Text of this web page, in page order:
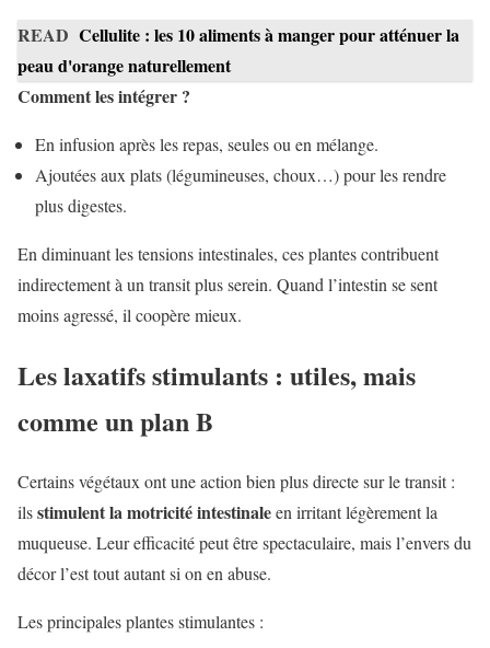
READ Cellulite : les 10 aliments à manger pour atténuer la
peau d'orange naturellement
Comment les intégrer ?
En infusion après les repas, seules ou en mélange.
Ajoutées aux plats (légumineuses, choux…) pour les rendre
plus digestes.
En diminuant les tensions intestinales, ces plantes contribuent
indirectement à un transit plus serein. Quand l’intestin se sent
moins agressé, il coopère mieux.
Les laxatifs stimulants : utiles, mais
comme un plan B
Certains végétaux ont une action bien plus directe sur le transit :
ilsstimulent la motricité intestinaleen irritant légèrement la
muqueuse. Leur efficacité peut être spectaculaire, mais l’envers du
décor l’est tout autant si on en abuse.
Les principales plantes stimulantes :